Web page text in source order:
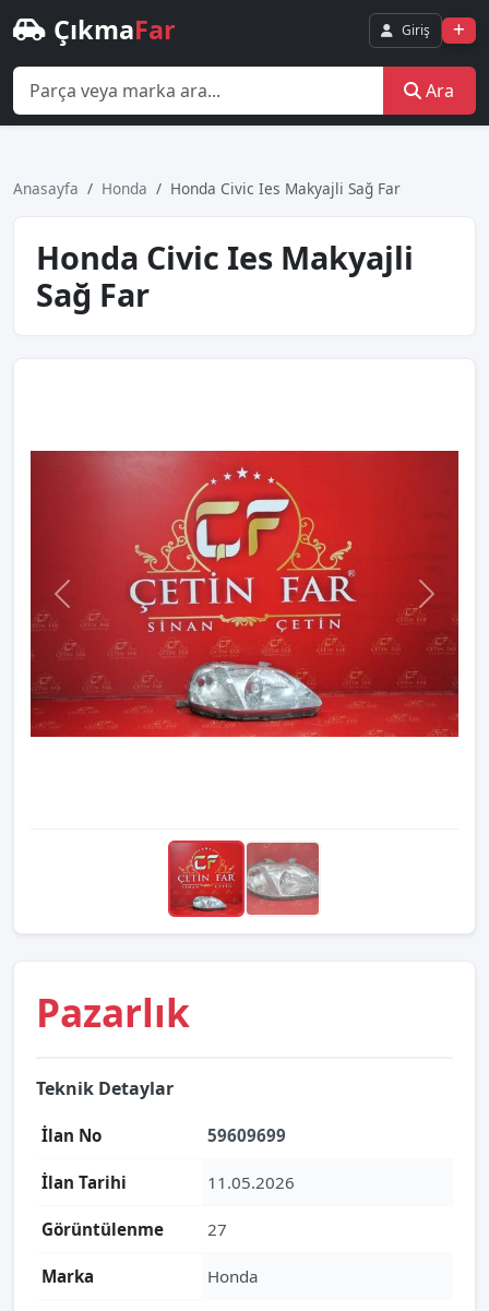
ÇıkmaFar Giriş
Ara
Anasayfa Honda Honda Civic Ies Makyajli Sağ Far
Honda Civic Ies Makyajli
Sağ Far
Pazarlık
Teknik Detaylar
İlan No 59609699
İlan Tarihi 11.05.2026
Görüntülenme 27
Marka Honda